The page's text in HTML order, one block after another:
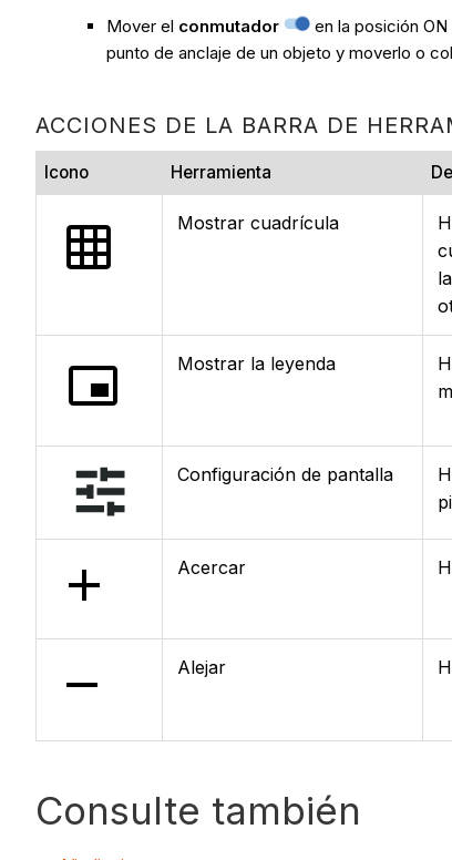
Mover el conmutador en la posición ON
punto de anclaje de un objeto y moverlo o
ACCIONES DE LA BARRA DE
Icono Herramienta
Mostrar cuadrícula
Mostrar la leyenda
Configuración de pantalla
Acercar
Alejar
Consulte también